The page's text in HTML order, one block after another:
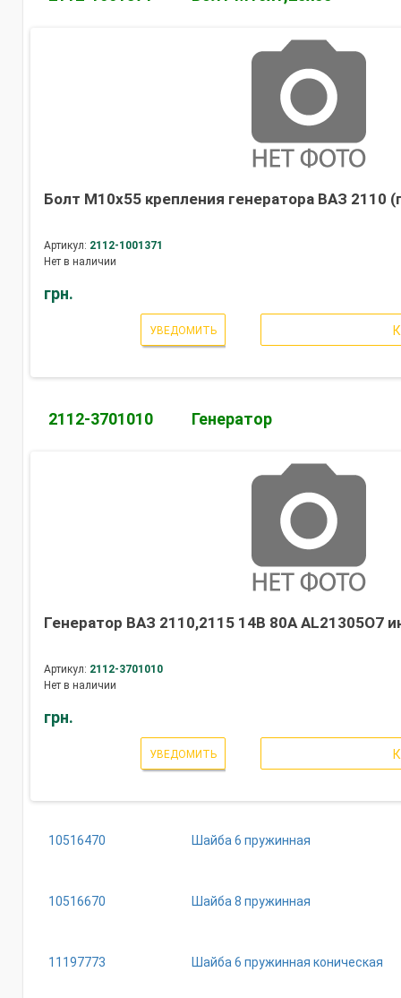
Болт М10х55 крепления генератора ВАЗ 2110
Артикул: 2112-1001371
Нет в наличии
грн.
УВЕДОМИТЬ
2112-3701010 Генератор
Генератор ВАЗ 2110,2115 14В 80А AL21305O7
Артикул: 2112-3701010
Нет в наличии
грн.
УВЕДОМИТЬ
10516470 Шайба 6 пружинная
10516670 Шайба 8 пружинная
11197773 Шайба 6 пружинная коническая